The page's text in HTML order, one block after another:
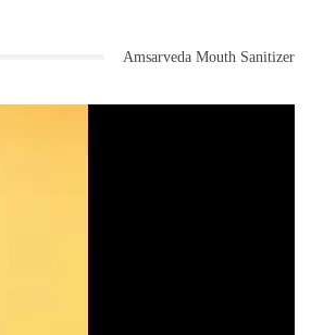
Amsarveda Mouth Sanitizer